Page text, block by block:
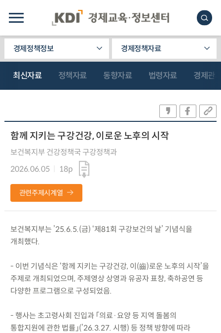
경제정책정보 경제정책자료
최신자료 정책자료 동향자료 법령자료 경제관
함께 지키는 구강건강, 이로운 노후의 시작
보건복지부 건강정책국 구강정책과
2026.06.05
18p
관련주제시계열
보건복지부는 ’25.6.5.(금) ‘제81회 구강보건의 날’ 기념식을
개최했다.
- 이번 기념식은 ‘함께 지키는 구강건강, 이(齒)로운 노후의 시작’을
주제로 개최되었으며, 주제영상 상영과 유공자 표창, 축하공연 등
다양한 프로그램으로 구성되었음.
- 행사는 초고령사회 진입과 「의료·요양 등 지역 돌봄의
통합지원에 관한 법률」(’26.3.27. 시행) 등 정책 방향에 따라